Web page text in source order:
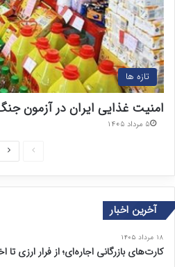
تازه ها
امنیت غذایی ایران در آزمون
۵ مرداد ۱۴۰۵
ح
ب
ح
ع
آخرین اخبار
۱۸ مرداد ۱۴۰۵
کارت‌های بازرگانی اجاره‌ای؛ از فرار ارزی